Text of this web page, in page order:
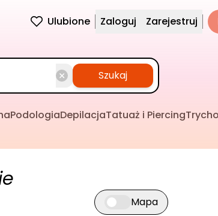
Ulubione Zaloguj Zarejestruj
Szukaj
PodologiaDepilacjaTatuaż i Piercing
Przełącz widok mapy
Mapa